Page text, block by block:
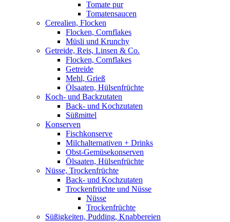
Tomate pur
Tomatensaucen
Cerealien, Flocken
Flocken, Cornflakes
Müsli und Krunchy
Getreide, Reis, Linsen & Co.
Flocken, Cornflakes
Getreide
Mehl, Grieß
Ölsaaten, Hülsenfrüchte
Koch- und Backzutaten
Back- und Kochzutaten
Süßmittel
Konserven
Fischkonserve
Milchalternativen + Drinks
Obst-Gemüsekonserven
Ölsaaten, Hülsenfrüchte
Nüsse, Trockenfrüchte
Back- und Kochzutaten
Trockenfrüchte und Nüsse
Nüsse
Trockenfrüchte
Süßigkeiten, Pudding, Knabbereien